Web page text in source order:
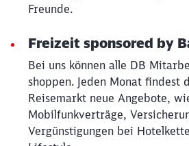
Freunde.
Freizeit sponsored by
Bei uns können alle DB
shoppen. Jeden Monat findest
Reisemarkt neue Angebote,
Mobilfunkverträge,
Vergünstigungen bei